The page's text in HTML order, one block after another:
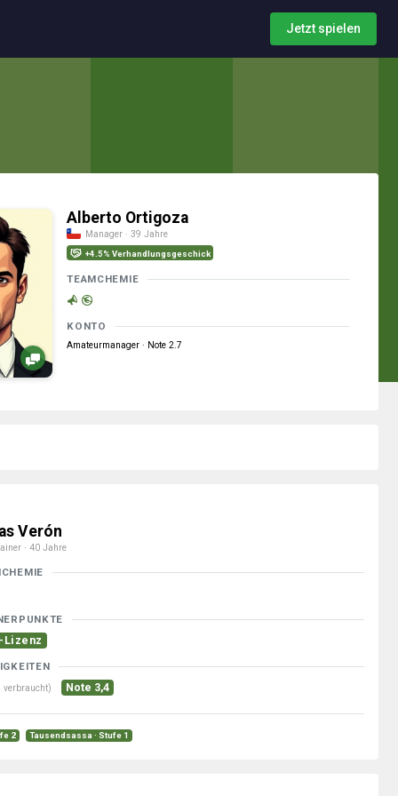
Jetzt spielen
Alberto Ortigoza
Manager · 39 Jahre
+4.5% Verhandlungsgeschick
TEAMCHEMIE
KONTO
Amateurmanager · Note 2.7
Verón
· 40 Jahre
Lizenz
verbraucht) Note 3,4
2 Tausendsassa · Stufe 1